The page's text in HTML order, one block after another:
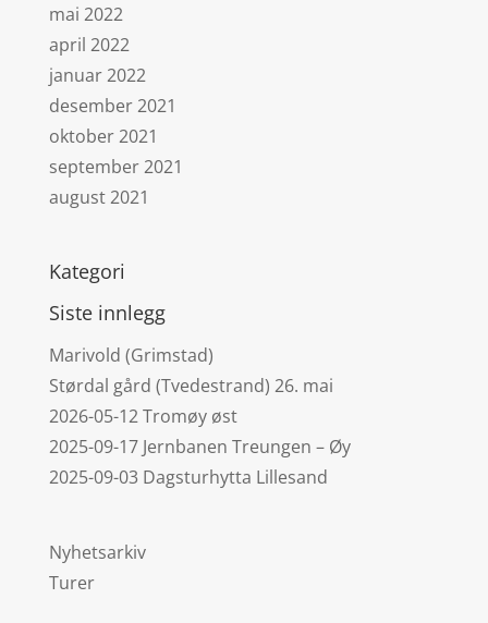
mai 2022
april 2022
januar 2022
desember 2021
oktober 2021
september 2021
august 2021
Kategori
Siste innlegg
Marivold (Grimstad)
Størdal gård (Tvedestrand) 26. mai
2026-05-12 Tromøy øst
2025-09-17 Jernbanen Treungen – Øy
2025-09-03 Dagsturhytta Lillesand
Nyhetsarkiv
Turer